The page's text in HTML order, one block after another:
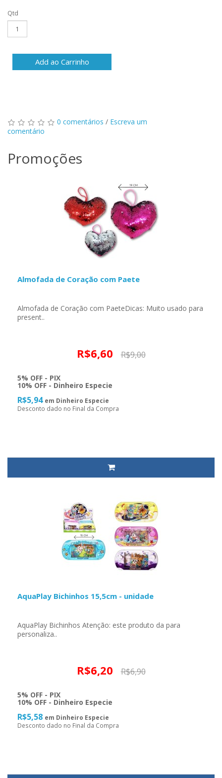
Qtd
Add ao Carrinho
0 comentários / Escreva um
comentário
Promoções
Almofada de Coração com Paete
Almofada de Coração com PaeteDicas: Muito usado para
present..
R$6,60 R$9,00
5% OFF - PIX
10% OFF - Dinheiro Especie
R$5,94 em Dinheiro Especie
Desconto dado no Final da Compra
AquaPlay Bichinhos 15,5cm - unidade
AquaPlay Bichinhos Atenção: este produto da para
personaliza..
R$6,20 R$6,90
5% OFF - PIX
10% OFF - Dinheiro Especie
R$5,58 em Dinheiro Especie
Desconto dado no Final da Compra